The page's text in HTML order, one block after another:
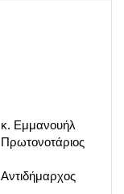
κ. Εμμανουήλ
Πρωτονοτάριος
Αντιδήμαρχος